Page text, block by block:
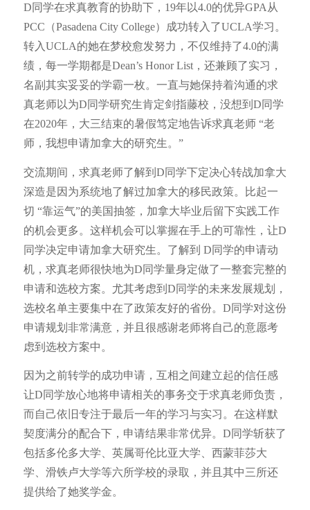
D同学在求真教育的协助下，19年以4.0的优异GPA从
PCC（Pasadena City College）成功转入了UCLA学习。
转入UCLA的她在梦校愈发努力，不仅维持了4.0的满
绩，每一学期都是Dean’s Honor List，还兼顾了实习，
名副其实妥妥的学霸一枚。一直与她保持着沟通的求
真老师以为D同学研究生肯定剑指藤校，没想到D同学
在2020年，大三结束的暑假笃定地告诉求真老师 “老
师，我想申请加拿大的研究生。”
交流期间，求真老师了解到D同学下定决心转战加拿大
深造是因为系统地了解过加拿大的移民政策。比起一
切 “靠运气”的美国抽签，加拿大毕业后留下实践工作
的机会更多。这样机会可以掌握在手上的可靠性，让D
同学决定申请加拿大研究生。了解到 D同学的申请动
机，求真老师很快地为D同学量身定做了一整套完整的
申请和选校方案。尤其考虑到D同学的未来发展规划，
选校名单主要集中在了政策友好的省份。D同学对这份
申请规划非常满意，并且很感谢老师将自己的意愿考
虑到选校方案中。
因为之前转学的成功申请，互相之间建立起的信任感
让D同学放心地将申请相关的事务交于求真老师负责，
而自己依旧专注于最后一年的学习与实习。在这样默
契度满分的配合下，申请结果非常优异。D同学斩获了
包括多伦多大学、英属哥伦比亚大学、西蒙菲莎大
学、滑铁卢大学等六所学校的录取，并且其中三所还
提供给了她奖学金。